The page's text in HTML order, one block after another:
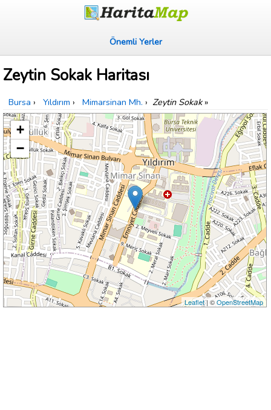
Önemli Yerler
Zeytin Sokak Haritası
Bursa › Yıldırım › Mimarsinan Mh. › Zeytin Sokak»
+
−
Leaflet| ©OpenStreetMap